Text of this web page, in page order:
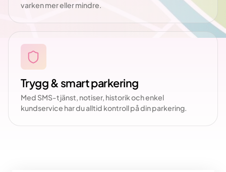
varken mer eller mindre.
Trygg & smart parkering
Med SMS-tjänst, notiser, historik och enkel
kundservice har du alltid kontroll på din parkering.